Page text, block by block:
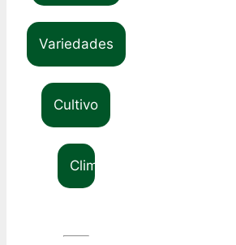
Variedades
Cultivo
Clima